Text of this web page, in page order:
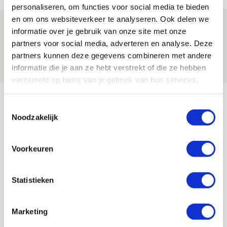
personaliseren, om functies voor social media te bieden
en om ons websiteverkeer te analyseren. Ook delen we
informatie over je gebruik van onze site met onze
partners voor social media, adverteren en analyse. Deze
partners kunnen deze gegevens combineren met andere
informatie die je aan ze hebt verstrekt of die ze hebben
verzameld op basis van je gebruik van hun services.
Noodzakelijk
Voorkeuren
Statistieken
Marketing
Laatste Kaarten Actie Ajax - sc
Heerenveen [UITVERKOCHT]
05 AUGUSTUS 2026 - 15:00
NIEUWS
Bekijk meer
AGENDA
23
Selectiedag ballenjongens/-meiden
11